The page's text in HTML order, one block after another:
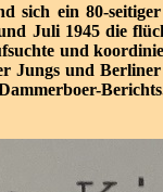
sich ein 80-
Juli 1945 die
und
Jungs und